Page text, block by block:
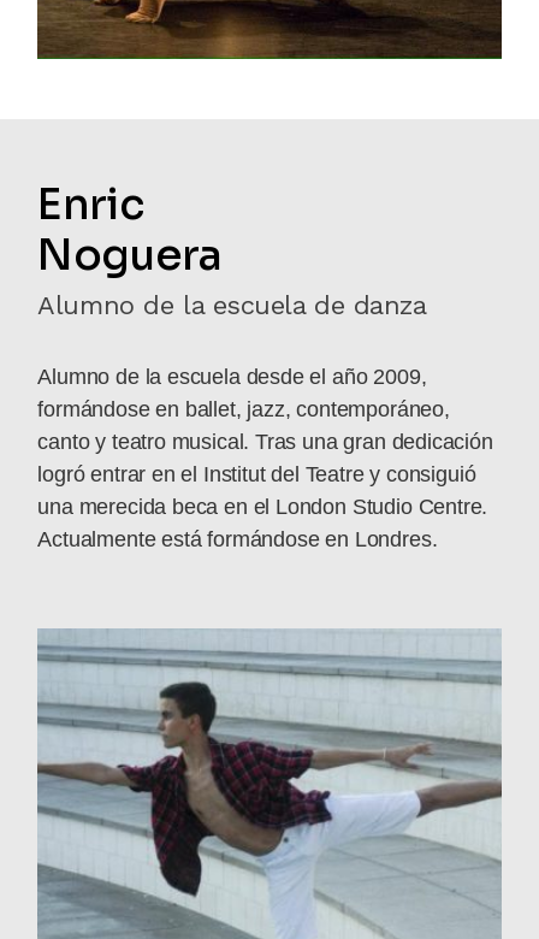
Enric
Noguera
Alumno de la escuela de danza
Alumno de la escuela desde el año 2009,
formándose en ballet, jazz, contemporáneo,
canto y teatro musical. Tras una gran dedicación
logró entrar en el Institut del Teatre y consiguió
una merecida beca en el London Studio Centre.
Actualmente está formándose en Londres.